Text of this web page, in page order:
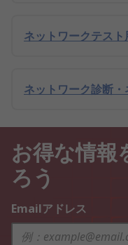
ネットワークテスト
ネットワーク診断
お得な情報
ろう
Emailアドレス